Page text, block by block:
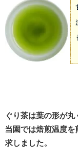
ぐり茶は葉の形が丸
当園では焙煎温度
求しました。